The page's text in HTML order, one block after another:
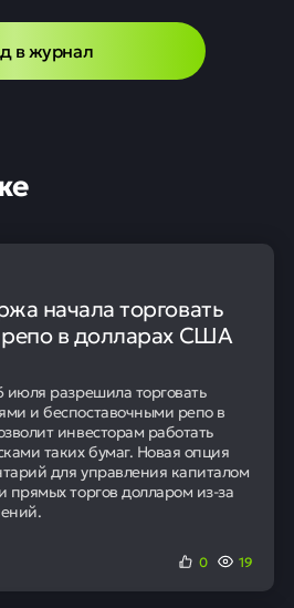
в журнал
начала торговать
в долларах США
разрешила торговать
и беспоставочными репо в
инвесторам работать
таких бумаг. Новая опция
для управления капиталом
прямых торгов долларом из-за
0 19